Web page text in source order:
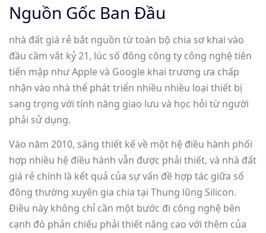
Nguồn Gốc Ban Đầu
nhà đất giá rẻ bắt nguồn từ toàn bộ chia sơ khai vào
đầu cầm vắt kỷ 21, lúc số đông công ty công nghệ tiên
tiến mập như Apple và Google khai trương ưa chấp
nhận vào nhà thể phát triển nhiều nhiều loại thiết bị
sang trọng với tính năng giao lưu và học hỏi từ người
phải sử dụng.
Vào năm 2010, sáng thiết kế về một hệ điều hành phối
hợp nhiều hệ điều hành vẫn được phải thiết, và nhà đất
giá rẻ chính là kết quả của sự vấn đề hợp tác giữa số
đông thường xuyên gia chia tại Thung lũng Silicon.
Điều này không chỉ cần một bước đi công nghệ bên
cạnh đó phản chiếu phải thiết nâng cao với thêm của